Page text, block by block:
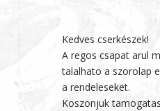
Kedves cserkészek!
A regos csapat arul
talalhato a szorolap
a rendeleseket.
Koszonjuk